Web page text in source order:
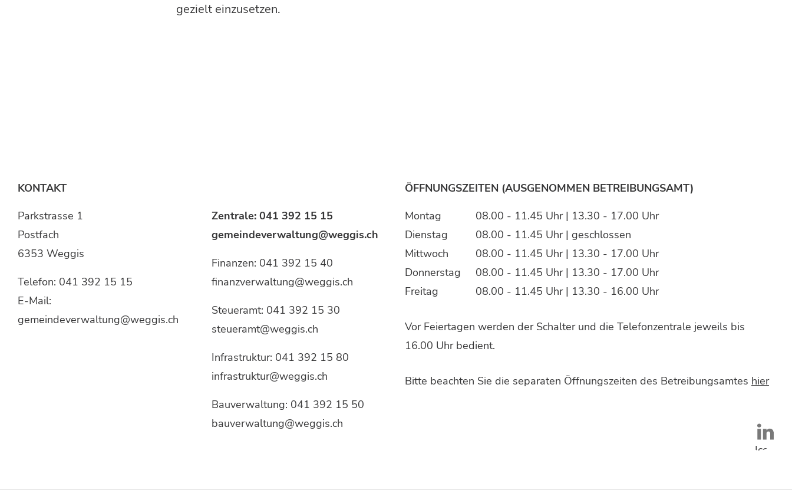
gezielt einzusetzen.
KONTAKT
Parkstrasse 1
Postfach
6353 Weggis
Telefon: 041 392 15 15
E-Mail:
gemeindeverwaltung@weggis.ch
Zentrale: 041 392 15 15
gemeindeverwaltung@weggis.ch
Finanzen: 041 392 15 40
finanzverwaltung@weggis.ch
Steueramt: 041 392 15 30
steueramt@weggis.ch
Infrastruktur: 041 392 15 80
infrastruktur@weggis.ch
Bauverwaltung: 041 392 15 50
bauverwaltung@weggis.ch
ÖFFNUNGSZEITEN (AUSGENOMMEN BETREIBUNGSAMT)
Montag
08.00 - 11.45 Uhr | 13.30 - 17.00 Uhr
Dienstag
08.00 - 11.45 Uhr | geschlossen
Mittwoch
08.00 - 11.45 Uhr | 13.30 - 17.00 Uhr
Donnerstag
08.00 - 11.45 Uhr | 13.30 - 17.00 Uhr
Freitag
08.00 - 11.45 Uhr | 13.30 - 16.00 Uhr
Vor Feiertagen werden der Schalter und die Telefonzentrale jeweils bis
16.00 Uhr bedient.
Bitte beachten Sie die separaten Öffnungszeiten des Betreibungsamtes hier
Icon
LinkedIn